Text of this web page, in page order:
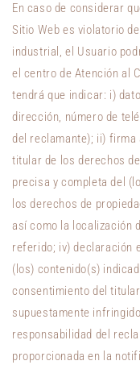
En caso de considerar
Sitio Web es violatorio
industrial, el Usuario
el centro de Atención al
tendrá que indicar: i)
dirección, número de
del reclamante); ii) firma
titular de los derechos
precisa y completa del
los derechos de
así como la localización
referido; iv) declaración
(los) contenido(s)
consentimiento del
supuestamente
responsabilidad del
proporcionada en la